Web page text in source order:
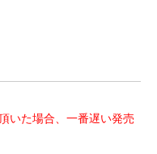
いた場合、一番遅い発売